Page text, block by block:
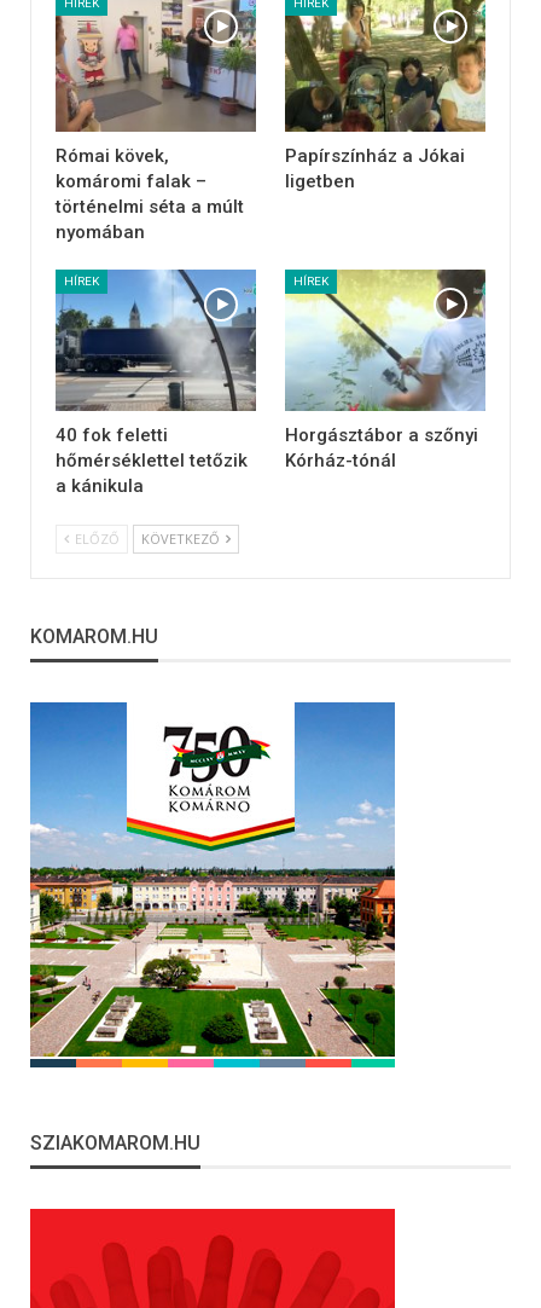
HÍREK
Római kövek,
komáromi falak –
történelmi séta a múlt
nyomában
HÍREK
Papírszínház a Jókai
ligetben
HÍREK
40 fok feletti
hőmérséklettel tetőzik
a kánikula
HÍREK
Horgásztábor a szőnyi
Kórház-tónál
ELŐZŐ KÖVETKEZŐ
KOMAROM.HU
SZIAKOMAROM.HU